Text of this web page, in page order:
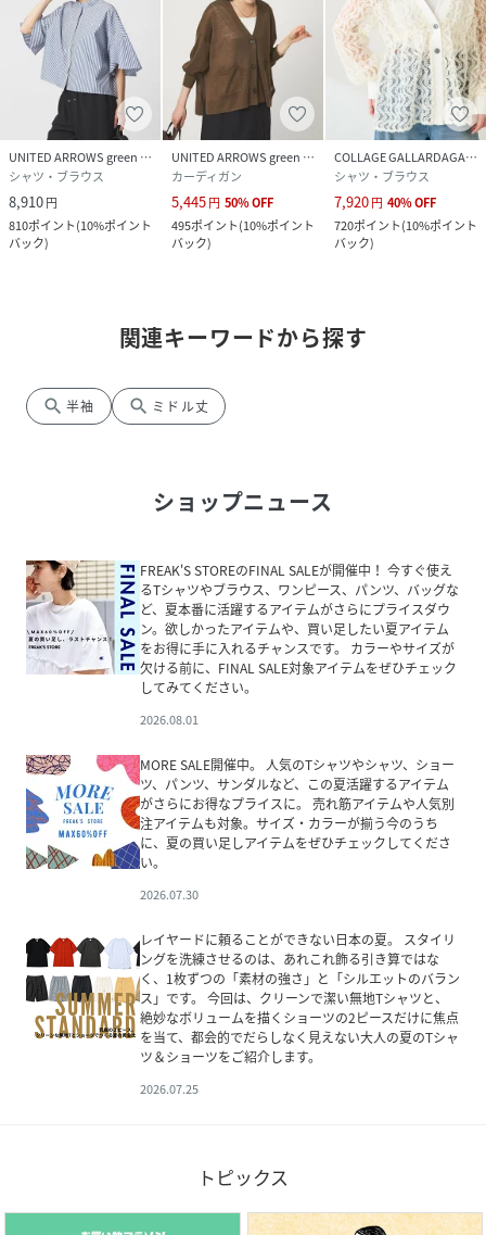
UNITED ARROWS green label relaxing
シャツ・ブラウス
8,910円
810ポイント(10%ポイント
バック)
UNITED ARROWS green label relaxing
カーディガン
5,445円 50%OFF
495ポイント(10%ポイント
バック)
COLLAGE GALLARDAGALANTE
シャツ・ブラウス
7,920円 40%OFF
720ポイント(10%ポイント
バック)
関連キーワードから探す
search 半袖 search ミドル丈
ショップニュース
FREAK'S STOREのFINAL SALEが開催中！ 今すぐ使え
るTシャツやブラウス、ワンピース、パンツ、バッグな
ど、夏本番に活躍するアイテムがさらにプライスダウ
ン。欲しかったアイテムや、買い足したい夏アイテム
をお得に手に入れるチャンスです。 カラーやサイズが
欠ける前に、FINAL SALE対象アイテムをぜひチェック
してみてください。
2026.08.01
MORE SALE開催中。 人気のTシャツやシャツ、ショー
ツ、パンツ、サンダルなど、この夏活躍するアイテム
がさらにお得なプライスに。 売れ筋アイテムや人気別
注アイテムも対象。サイズ・カラーが揃う今のうち
に、夏の買い足しアイテムをぜひチェックしてくださ
い。
2026.07.30
レイヤードに頼ることができない日本の夏。 スタイリ
ングを洗練させるのは、あれこれ飾る引き算ではな
く、1枚ずつの「素材の強さ」と「シルエットのバラン
ス」です。 今回は、クリーンで潔い無地Tシャツと、
絶妙なボリュームを描くショーツの2ピースだけに焦点
を当て、都会的でだらしなく見えない大人の夏のTシャ
ツ＆ショーツをご紹介します。
2026.07.25
トピックス